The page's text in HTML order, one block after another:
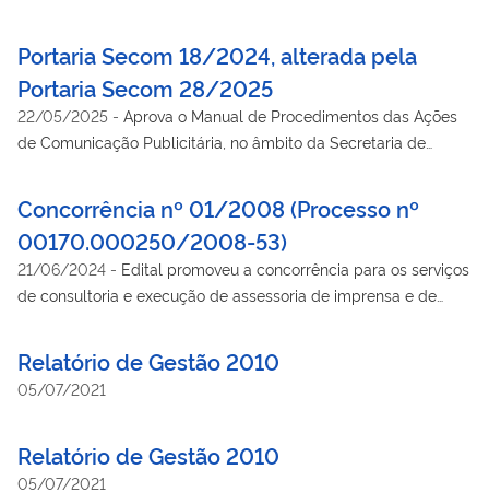
Portaria Secom 18/2024, alterada pela
Portaria Secom 28/2025
22/05/2025 - Aprova o Manual de Procedimentos das Ações
de Comunicação Publicitária, no âmbito da Secretaria de
Concorrência nº 01/2008 (Processo nº
00170.000250/2008-53)
21/06/2024 - Edital promoveu a concorrência para os serviços
de consultoria e execução de assessoria de imprensa e de
Relatório de Gestão 2010
05/07/2021
Relatório de Gestão 2010
05/07/2021